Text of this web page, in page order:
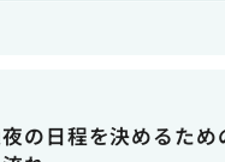
の日程を決めるため